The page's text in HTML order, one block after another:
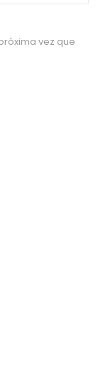
vez que